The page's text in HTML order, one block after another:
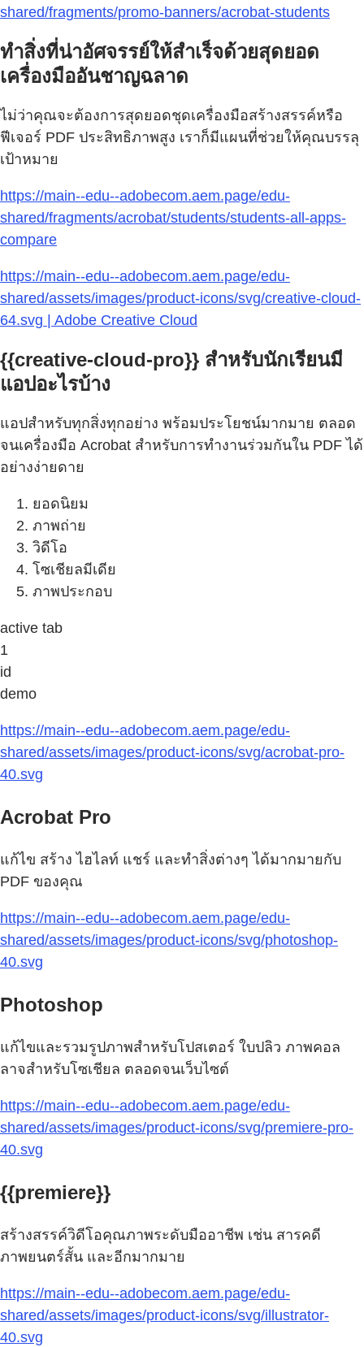
shared/fragments/promo-banners/acrobat-students
ทำสิ่งที่น่าอัศจรรย์ให้สำเร็จด้วยสุดยอด
เครื่องมืออันชาญฉลาด
ไม่ว่าคุณจะต้องการสุดยอดชุดเครื่องมือสร้างสรรค์หรือ
ฟีเจอร์ PDF ประสิทธิภาพสูง เราก็มีแผนที่ช่วยให้คุณบรรลุ
เป้าหมาย
https://main--edu--adobecom.aem.page/edu-
shared/fragments/acrobat/students/students-all-apps-
compare
https://main--edu--adobecom.aem.page/edu-
shared/assets/images/product-icons/svg/creative-cloud-
64.svg | Adobe Creative Cloud
{{creative-cloud-pro}} สำหรับนักเรียนมี
แอปอะไรบ้าง
แอปสำหรับทุกสิ่งทุกอย่าง พร้อมประโยชน์มากมาย ตลอด
จนเครื่องมือ Acrobat สำหรับการทำงานร่วมกันใน PDF ได้
อย่างง่ายดาย
ยอดนิยม
ภาพถ่าย
วิดีโอ
โซเชียลมีเดีย
ภาพประกอบ
active tab
1
id
demo
https://main--edu--adobecom.aem.page/edu-
shared/assets/images/product-icons/svg/acrobat-pro-
40.svg
Acrobat Pro
แก้ไข สร้าง ไฮไลท์ แชร์ และทำสิ่งต่างๆ ได้มากมายกับ
PDF ของคุณ
https://main--edu--adobecom.aem.page/edu-
shared/assets/images/product-icons/svg/photoshop-
40.svg
Photoshop
แก้ไขและรวมรูปภาพสำหรับโปสเตอร์ ใบปลิว ภาพคอล
ลาจสำหรับโซเชียล ตลอดจนเว็บไซต์
https://main--edu--adobecom.aem.page/edu-
shared/assets/images/product-icons/svg/premiere-pro-
40.svg
{{premiere}}
สร้างสรรค์วิดีโอคุณภาพระดับมืออาชีพ เช่น สารคดี
ภาพยนตร์สั้น และอีกมากมาย
https://main--edu--adobecom.aem.page/edu-
shared/assets/images/product-icons/svg/illustrator-
40.svg